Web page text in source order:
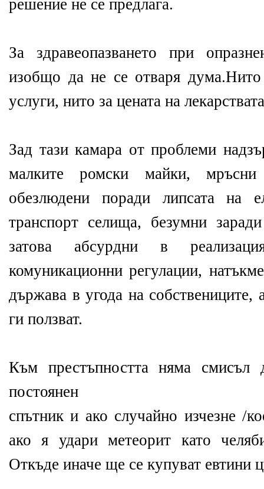
решение не се предлага.
За здравеопазването при
изобщо да не се отваря дума.Нито
услуги, нито за цената на
Зад тази камара от проблеми
малките ромски майки,
обезлюдени поради липсата на
транспорт селища, безумни
затова абсурдни в
комуникационни регулации,
държава в угода на
ги ползват.
Към престъпността няма
постоянен
спътник и ако случайно изчезне /
ако я удари метеорит като
Откъде иначе ще се купуват евтини